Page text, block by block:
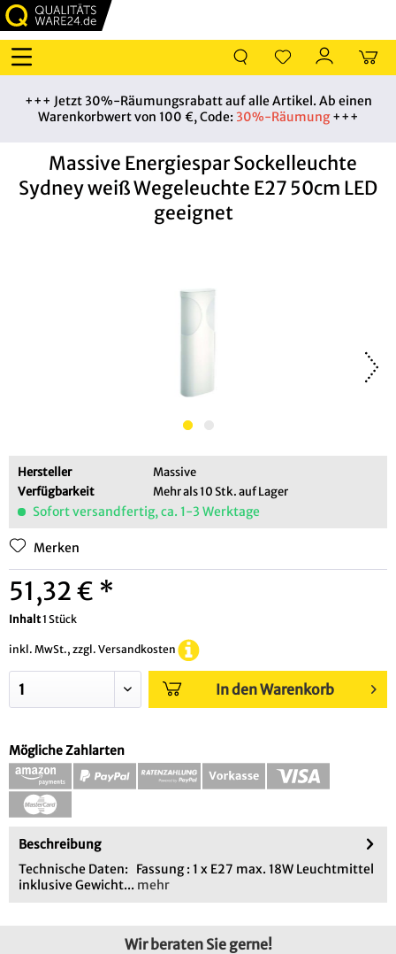
+++ Jetzt 30%-Räumungsrabatt auf alle Artikel. Ab einen
Warenkorbwert von 100 €, Code: 30%-Räumung+++
Massive Energiespar Sockelleuchte
Sydney weiß Wegeleuchte E27 50cm LED
geeignet
Hersteller
Massive
Verfügbarkeit
Mehr als 10 Stk. auf Lager
Sofort versandfertig, ca. 1-3 Werktage
Merken
51,32 € *
Inhalt1 Stück
inkl. MwSt., zzgl. Versandkosten
In den Warenkorb
Mögliche Zahlarten
Beschreibung
Technische Daten: Fassung : 1 x E27 max. 18W Leuchtmittel
inklusive Gewicht... mehr
Wir beraten Sie gerne!